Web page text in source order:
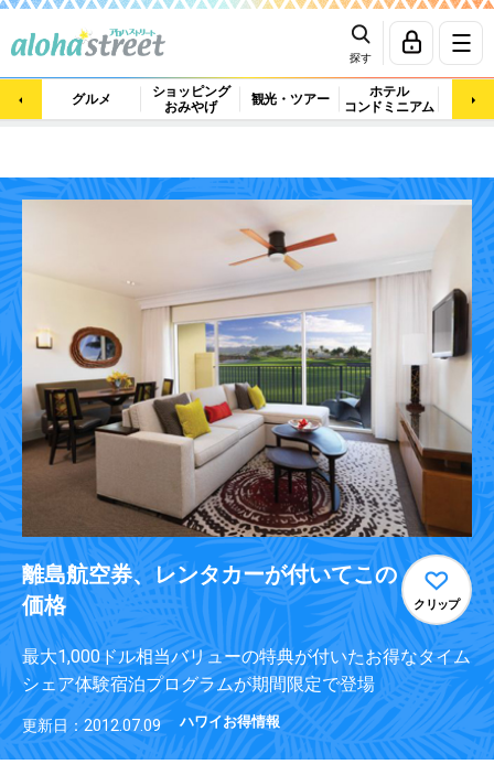
探す
グルメ
ショッピング
おみやげ
観光・ツアー
ホテル
コンドミニアム
マッ
離島航空券、レンタカーが付いてこの
価格
クリップ
最大1,000ドル相当バリューの特典が付いたお得なタイム
シェア体験宿泊プログラムが期間限定で登場
更新日：2012.07.09 ハワイお得情報